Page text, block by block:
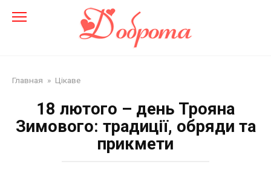
Главная » Цікаве
18 лютого – день Трояна
Зимового: традиції, обряди та
прикмети